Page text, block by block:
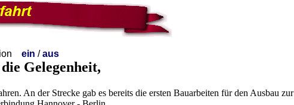
ein /aus
Gelegenheit,
An der Strecke gab es bereits die ersten Bauarbeiten für den Ausbau zur